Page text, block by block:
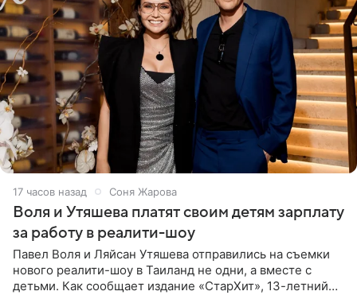
17 часов назад Соня Жарова
Воля и Утяшева платят своим детям зарплату
за работу в реалити-шоу
Павел Воля и Ляйсан Утяшева отправились на съемки
нового реалити-шоу в Таиланд не одни, а вместе с
детьми. Как сообщает издание «СтарХит», 13-летний